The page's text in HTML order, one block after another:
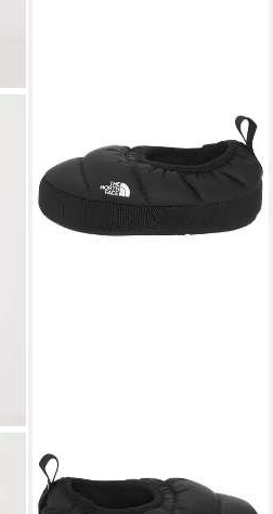
THE NORTH FACE
BABY TENT MULE
Hausschuh